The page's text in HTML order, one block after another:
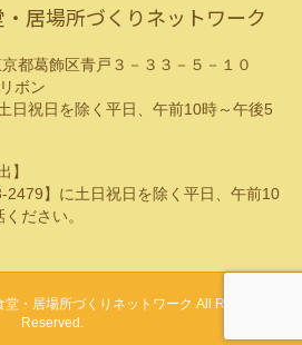
居場所づくりネットワーク
都葛飾区青戸３－３３－５－１０
ボン
祝日を除く平日、午前10時～午後5
】
2479】に土日祝日を除く平日、午前10
ださい。
・居場所づくりネットワーク All Rights
Reserved.